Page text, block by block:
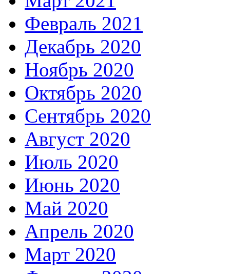
Февраль 2021
Декабрь 2020
Ноябрь 2020
Октябрь 2020
Сентябрь 2020
Август 2020
Июль 2020
Июнь 2020
Май 2020
Апрель 2020
Март 2020